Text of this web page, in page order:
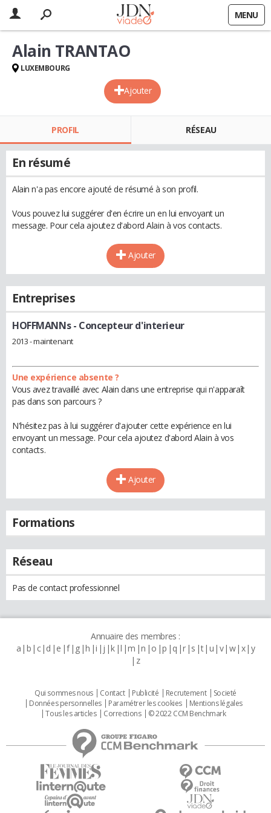
MENU
Ajouter
Alain TRANTAO
LUXEMBOURG
PROFIL RÉSEAU
En résumé
Alain n'a pas encore ajouté de résumé à son profil.
Vous pouvez lui suggérer d'en écrire un en lui envoyant un
message. Pour cela ajoutez d'abord Alain à vos contacts.
Ajouter
Entreprises
HOFFMANNs- Concepteur d'interieur
2013 - maintenant
Une expérience absente ?
Vous avez travaillé avec Alain dans une entreprise qui n'apparaît
pas dans son parcours ?
N'hésitez pas à lui suggérer d'ajouter cette expérience en lui
envoyant un message. Pour cela ajoutez d'abord Alain à vos
contacts.
Ajouter
Formations
Réseau
Pas de contact professionnel
Annuaire des membres :
a b c d e f g h i j k l m n o p q r s t u v w x y
z
Qui sommes nous Contact Publicité Recrutement
Societé
Données personnelles
Paramétrer les cookies
Mentions légales
Tous les articles
Corrections © 2022 CCM Benchmark